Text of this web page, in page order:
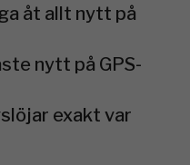
åt allt nytt på
nytt på GPS-
exakt var